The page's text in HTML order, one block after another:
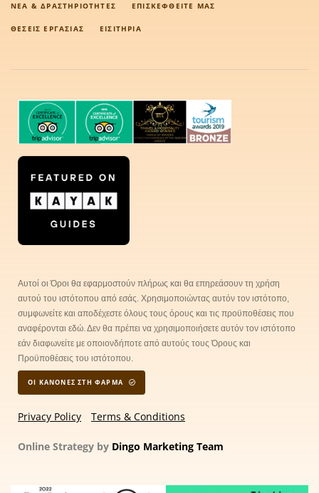
ΝΈΑ & ΔΡΑΣΤΗΡΙΌΤΗΤΕΣ ΕΠΙΣΚΕΦΘΕΊΤΕ ΜΑΣ
ΘΈΣΕΙΣ ΕΡΓΑΣΊΑΣ ΕΙΣΙΤΉΡΙΑ
Αυτοί οι Όροι θα εφαρμοστούν πλήρως και θα επηρεάσουν τη χρήση
αυτού του ιστότοπου από εσάς. Χρησιμοποιώντας αυτόν τον ιστότοπο,
συμφωνείτε και αποδέχεστε όλους τους όρους και τις προϋποθέσεις που
αναφέρονται εδώ. Δεν θα πρέπει να χρησιμοποιήσετε αυτόν τον ιστότοπο
εάν διαφωνείτε με οποιονδήποτε από αυτούς τους Όρους και
Προϋποθέσεις του ιστότοπου.
ΟΙ ΚΑΝΟΝΕΣ ΣΤΗ ΦΑΡΜΑ
Privacy Policy Terms & Conditions
Online Strategy by Dingo Marketing Team